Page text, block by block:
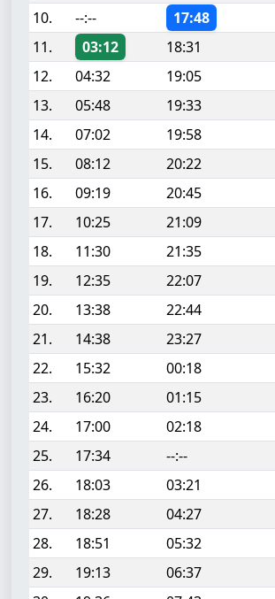
10.
--:-- 17:48
11.
03:12 18:31
12.
04:32 19:05
13.
05:48 19:33
14.
07:02 19:58
15.
08:12 20:22
16.
09:19 20:45
17.
10:25 21:09
18.
11:30 21:35
19.
12:35 22:07
20.
13:38 22:44
21.
14:38 23:27
22.
15:32 00:18
23.
16:20 01:15
24.
17:00 02:18
25.
17:34 --:--
26.
18:03 03:21
27.
18:28 04:27
28.
18:51 05:32
29.
19:13 06:37